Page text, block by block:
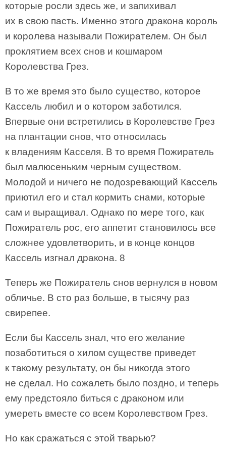
которые росли здесь же, и запихивал
их в свою пасть. Именно этого дракона король
и королева называли Пожирателем. Он был
проклятием всех снов и кошмаром
Королевства Грез.
В то же время это было существо, которое
Кассель любил и о котором заботился.
Впервые они встретились в Королевстве Грез
на плантации снов, что относилась
к владениям Касселя. В то время Пожиратель
был малюсеньким черным существом.
Молодой и ничего не подозревающий Кассель
приютил его и стал кормить снами, которые
сам и выращивал. Однако по мере того, как
Пожиратель рос, его аппетит становилось все
сложнее удовлетворить, и в конце концов
Кассель изгнал дракона. 8
Теперь же Пожиратель снов вернулся в новом
обличье. В сто раз больше, в тысячу раз
свирепее.
Если бы Кассель знал, что его желание
позаботиться о хилом существе приведет
к такому результату, он бы никогда этого
не сделал. Но сожалеть было поздно, и теперь
ему предстояло биться с драконом или
умереть вместе со всем Королевством Грез.
Но как сражаться с этой тварью?